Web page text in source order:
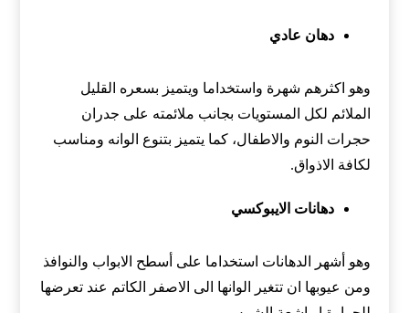
دهان عادي
وهو اكثرهم شهرة واستخداما ويتميز بسعره القليل
الملائم لكل المستويات بجانب ملائمته على جدران
حجرات النوم والاطفال، كما يتميز بتنوع الوانه ومناسب
لكافة الاذواق.
دهانات الايبوكسي
وهو أشهر الدهانات استخداما على أسطح الابواب والنوافذ
ومن عيوبها ان تتغير الوانها الى الاصفر الكاتم عند تعرضها